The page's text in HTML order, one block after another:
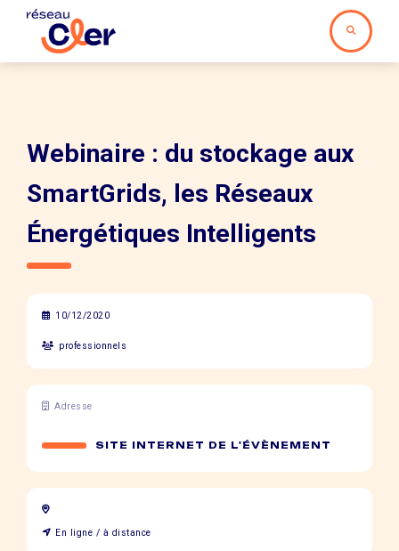
Webinaire : du stockage aux
SmartGrids, les Réseaux
Énergétiques Intelligents
10/12/2020
professionnels
Adresse
SITE INTERNET DE L'ÉVÈNEMENT
En ligne / à distance